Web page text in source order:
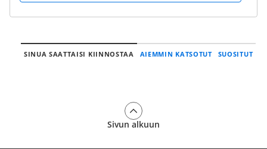
SINUA SAATTAISI KIINNOSTAA AIEMMIN KATSOTUT SUOSITUT
Sivun alkuun